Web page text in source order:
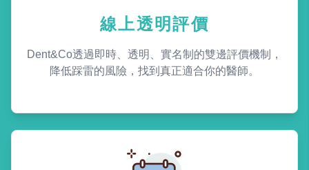
線上透明評價
Dent&Co透過即時、透明、實名制的雙邊評價機制，
降低踩雷的風險，找到真正適合你的醫師。